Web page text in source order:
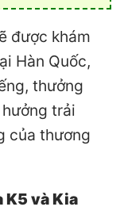
được khám
Hàn Quốc,
thưởng
trải
của thương
K5 và Kia